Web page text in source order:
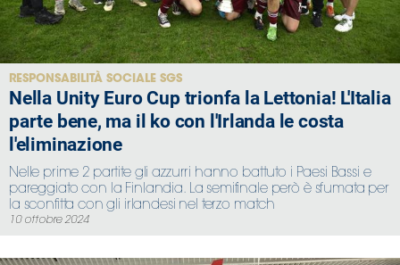
RESPONSABILITÀ SOCIALE SGS
Nella Unity Euro Cup trionfa la Lettonia! L'Italia
parte bene, ma il ko con l'Irlanda le costa
l'eliminazione
Nelle prime 2 partite gli azzurri hanno battuto i Paesi Bassi e
pareggiato con la Finlandia. La semifinale però è sfumata per
la sconfitta con gli irlandesi nel terzo match
10 ottobre 2024